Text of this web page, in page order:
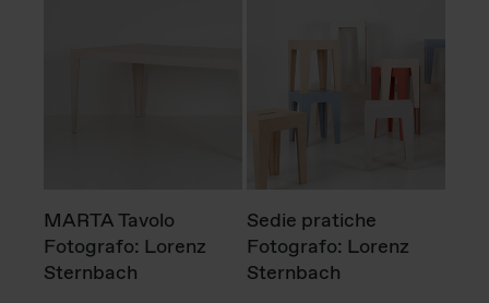
MARTA Tavolo
Fotografo: Lorenz
Sternbach
Sedie pratiche
Fotografo: Lorenz
Sternbach